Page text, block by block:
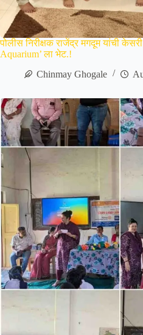
पोलीस निरीक्षक राजेंद्र मगदूम यांची
Aquarium’ ला भेट.!
Chinmay Ghogale